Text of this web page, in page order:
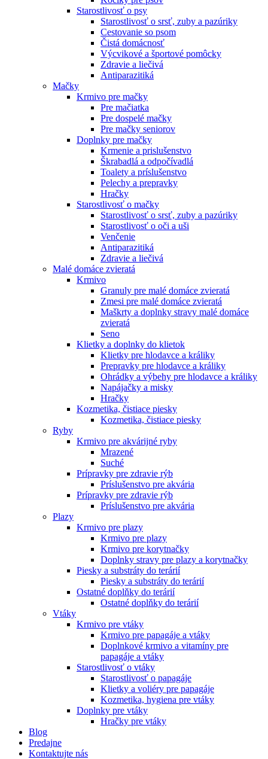
Starostlivosť o psy
Starostlivosť o srsť, zuby a pazúriky
Cestovanie so psom
Čistá domácnosť
Výcvikové a športové pomôcky
Zdravie a liečivá
Antiparazitiká
Mačky
Krmivo pre mačky
Pre mačiatka
Pre dospelé mačky
Pre mačky seniorov
Doplnky pre mačky
Krmenie a prislušenstvo
Škrabadlá a odpočívadlá
Toalety а príslušenstvo
Pelechy a prepravky
Hračky
Starostlivosť o mačky
Starostlivosť o srsť, zuby a pazúriky
Starostlivosť o oči a uši
Venčenie
Antiparazitiká
Zdravie a liečivá
Malé domáce zvieratá
Krmivo
Granuly pre malé domáce zvieratá
Zmesi pre malé domáce zvieratá
Maškrty a doplnky stravy malé domáce
zvieratá
Seno
Klietky a doplnky do klietok
Klietky pre hlodavce a králiky
Prepravky pre hlodavce a králiky
Ohrádky a výbehy pre hlodavce a králiky
Napájačky a misky
Hračky
Kozmetika, čistiace piesky
Kozmetika, čistiace piesky
Ryby
Krmivo pre akvárijné ryby
Mrazené
Suché
Prípravky pre zdravie rýb
Príslušenstvo pre akvária
Prípravky pre zdravie rýb
Príslušenstvo pre akvária
Plazy
Krmivo pre plazy
Krmivo pre plazy
Krmivo pre korytnačky
Doplnky stravy pre plazy a korytnačky
Piesky a substráty do terárií
Piesky a substráty do terárií
Ostatné doplňky do terárií
Ostatné doplňky do terárií
Vtáky
Krmivo pre vtáky
Krmivo pre papagáje a vtáky
Doplnkové krmivo a vitamíny pre
papagáje a vtáky
Starostlivosť o vtáky
Starostlivosť o papagáje
Klietky a voliéry pre papagáje
Kozmetika, hygiena pre vtáky
Doplnky pre vtáky
Hračky pre vtáky
Blog
Predajne
Kontaktujte nás